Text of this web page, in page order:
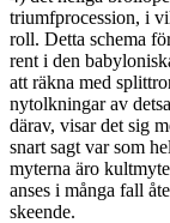
triumfprocession, i
roll. Detta schema
rent i den
att räkna med
nytolkningar av
därav, visar det sig
snart sagt var som
myterna äro
anses i många fall
skeende.